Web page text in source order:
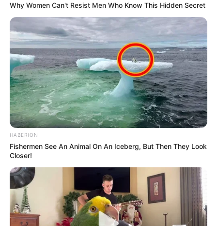
Why Women Can't Resist Men Who Know This Hidden Secret
HABERION
Fishermen See An Animal On An Iceberg, But Then They Look
Closer!